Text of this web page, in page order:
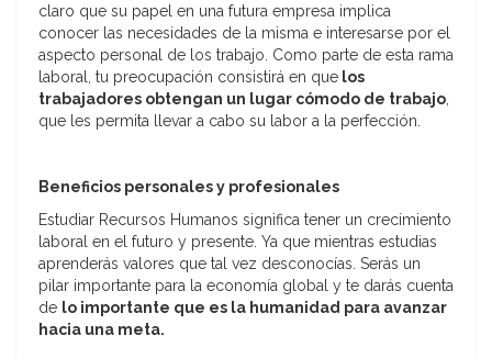
claro que su papel en una futura empresa implica
conocer las necesidades de la misma e interesarse por el
aspecto personal de los trabajo. Como parte de esta rama
laboral, tu preocupación consistirá en que los
trabajadores obtengan un lugar cómodo de trabajo,
que les permita llevar a cabo su labor a la perfección.
Beneficios personales y profesionales
Estudiar Recursos Humanos significa tener un crecimiento
laboral en el futuro y presente. Ya que mientras estudias
aprenderás valores que tal vez desconocías. Serás un
pilar importante para la economía global y te darás cuenta
de lo importante que es la humanidad para avanzar
hacia una meta.